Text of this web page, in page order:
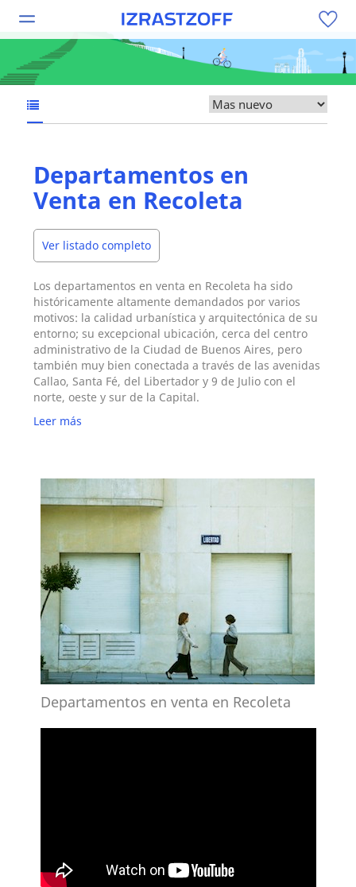
Departamentos en
Venta en Recoleta
Ver listado completo
Los departamentos en venta en Recoleta ha sido
históricamente altamente demandados por varios
motivos: la calidad urbanística y arquitectónica de su
entorno; su excepcional ubicación, cerca del centro
administrativo de la Ciudad de Buenos Aires, pero
también muy bien conectada a través de las avenidas
Callao, Santa Fé, del Libertador y 9 de Julio con el
norte, oeste y sur de la Capital.
Leer más
Departamentos en venta en Recoleta